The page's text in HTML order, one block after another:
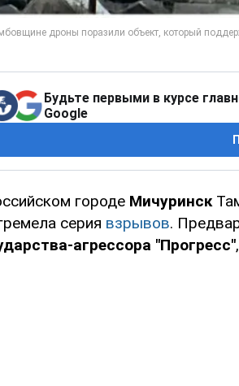
Будьте первыми в курсе
Google
городе Мичуринск
серия взрывов.
агрессора "Прогресс"